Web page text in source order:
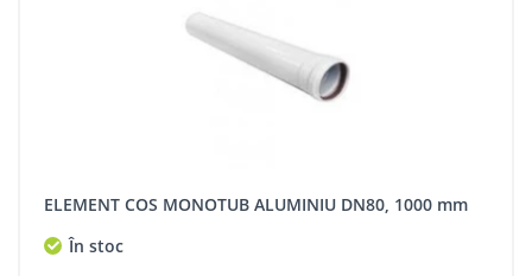
ELEMENT COS MONOTUB ALUMINIU DN80, 1000 mm
În stoc